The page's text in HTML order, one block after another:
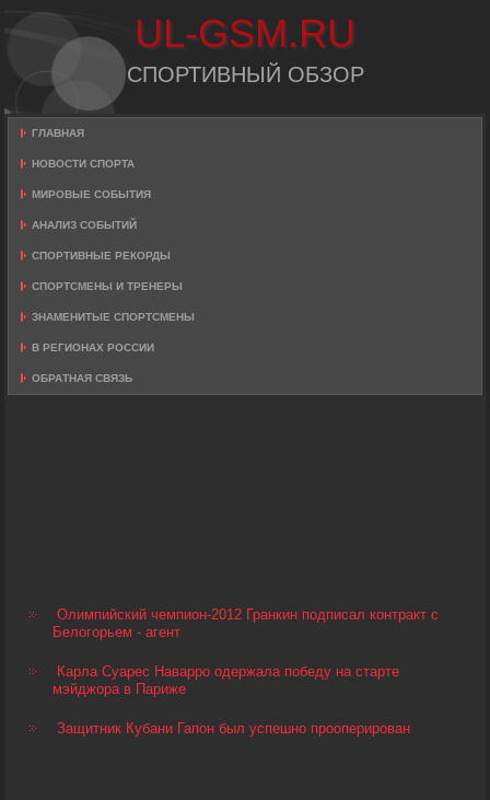
UL-GSM.RU
СПОРТИВНЫЙ ОБЗОР
ГЛАВНАЯ
НОВОСТИ СПОРТА
МИРОВЫЕ СОБЫТИЯ
АНАЛИЗ СОБЫТИЙ
СПОРТИВНЫЕ РЕКОРДЫ
СПОРТСМЕНЫ И ТРЕНЕРЫ
ЗНАМЕНИТЫЕ СПОРТСМЕНЫ
В РЕГИОНАХ РОССИИ
ОБРАТНАЯ СВЯЗЬ
Олимпийский чемпион-2012 Гранкин подписал контракт с
Белогорьем - агент
Карла Суарес Наварро одержала победу на старте
мэйджора в Париже
Защитник Кубани Гапон был успешно прооперирован